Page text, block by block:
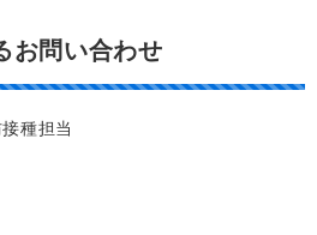
お問い合わせ
種担当